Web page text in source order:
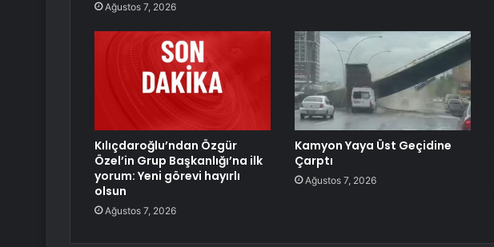
Ağustos 7, 2026
Kılıçdaroğlu’ndan Özgür
Özel’in Grup Başkanlığı’na ilk
yorum: Yeni görevi hayırlı
olsun
Ağustos 7, 2026
Kamyon Yaya Üst Geçidine
Çarptı
Ağustos 7, 2026